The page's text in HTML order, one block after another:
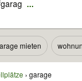
...
mieten
garage